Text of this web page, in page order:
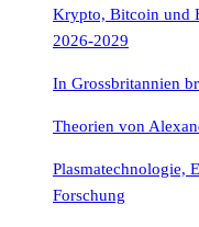
Krypto, Bitcoin und
2026-2029
In Grossbritannien
Theorien von
Plasmatechnologie,
Forschung